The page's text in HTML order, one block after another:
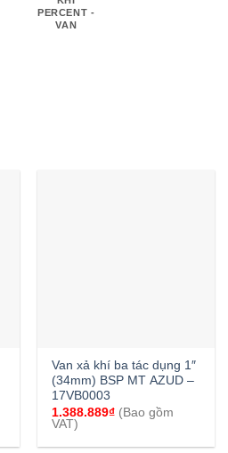
PERCENT -
VAN
Van xả khí ba tác dụng 1″
(34mm) BSP MT AZUD –
17VB0003
1.388.889₫ (Bao gồm
VAT)